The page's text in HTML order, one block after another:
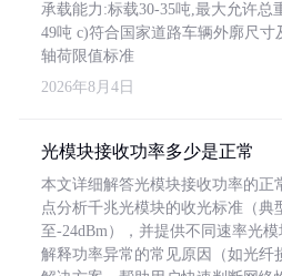
承载能力:标载30-35吨,最大允许总
49吨 c)符合国家道路车辆外廓尺寸
轴荷限值标准
2026年8月4日
光模块接收功率多少是正常
本文详细解答光模块接收功率的正
点分析千兆光模块的收光标准（典
至-24dBm），并提供不同速率光
解释功率异常的常见原因（如光纤